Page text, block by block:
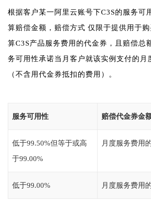
根据客户某一阿里云账号下C3S的服务可
算赔偿金额，赔偿方式 仅限于提供用于
算C3S产品服务费用的代金券，且赔偿总
务可用性承诺当月客户就该实例支付的月
（不含用代金券抵扣的费用）。
服务可用性 赔偿代金券金
低于99.50%但等于或高
于99.00%
月度服务费用
低于99.00% 月度服务费用